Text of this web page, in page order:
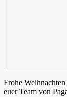
Frohe
euer Team von